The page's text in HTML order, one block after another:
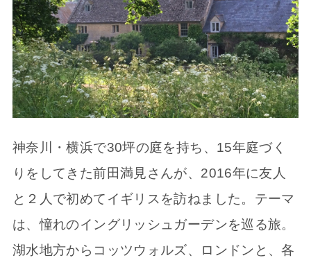
神奈川・横浜で30坪の庭を持ち、15年庭づく
りをしてきた前田満見さんが、2016年に友人
と２人で初めてイギリスを訪ねました。テーマ
は、憧れのイングリッシュガーデンを巡る旅。
湖水地方からコッツウォルズ、ロンドンと、各